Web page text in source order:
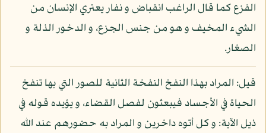
الفزع كما قال الراغب انقباض و نفار يعتري الإنسان من
الشيء المخيف و هو من جنس الجزع، و الدخور الذلة و
الصغار.
قيل: المراد بهذا النفخ النفخة الثانية للصور التي بها تنفخ
الحياة في الأجساد فيبعثون لفصل القضاء، و يؤيده قوله في
ذيل الآية: و كل أتوه داخرين و المراد به حضورهم عند الله